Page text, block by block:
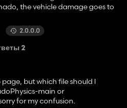
the vehicle damage goes to
2.0.0.0
2
but which file should I
main or
for my confusion.